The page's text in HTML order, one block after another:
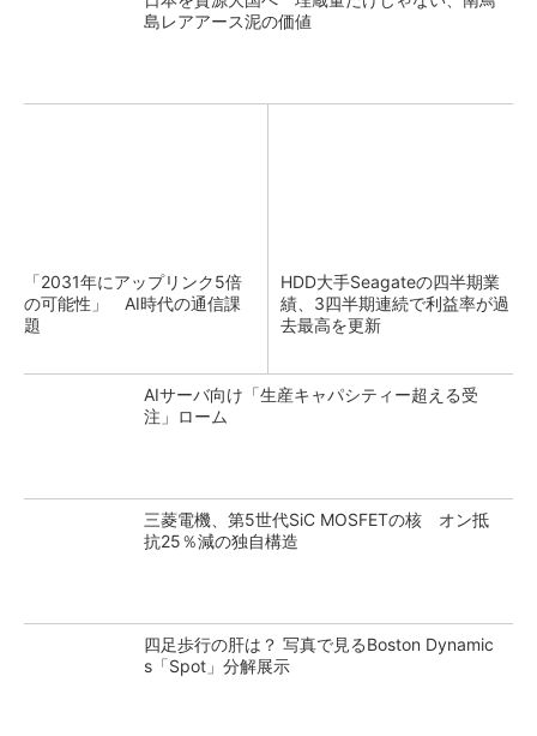
島レアアース泥の価値
「2031年にアップリンク5倍
の可能性」 AI時代の通信課
題
HDD大手Seagateの四半期業
績、3四半期連続で利益率が過
去最高を更新
AIサーバ向け「生産キャパシティー超える受
注」ローム
三菱電機、第5世代SiC MOSFETの核 オン抵
抗25％減の独自構造
四足歩行の肝は？ 写真で見るBoston Dynamic
s「Spot」分解展示